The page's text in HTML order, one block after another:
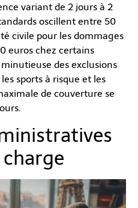
variant de 2 jours à 2
oscillent entre 50
civile pour les dommages
euros chez certains
des exclusions
sports à risque et les
de couverture se